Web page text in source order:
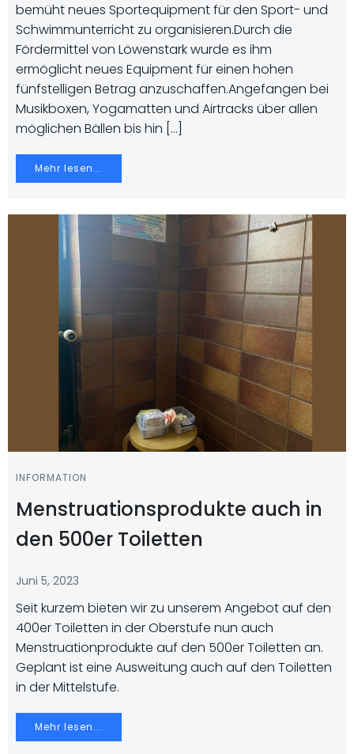
bemüht neues Sportequipment für den Sport- und
Schwimmunterricht zu organisieren.Durch die
Fördermittel von Löwenstark wurde es ihm
ermöglicht neues Equipment für einen hohen
fünfstelligen Betrag anzuschaffen.Angefangen bei
Musikboxen, Yogamatten und Airtracks über allen
möglichen Bällen bis hin […]
Mehr lesen...
INFORMATION
Menstruationsprodukte auch in
den 500er Toiletten
Juni 5, 2023
Seit kurzem bieten wir zu unserem Angebot auf den
400er Toiletten in der Oberstufe nun auch
Menstruationprodukte auf den 500er Toiletten an.
Geplant ist eine Ausweitung auch auf den Toiletten
in der Mittelstufe.
Mehr lesen...